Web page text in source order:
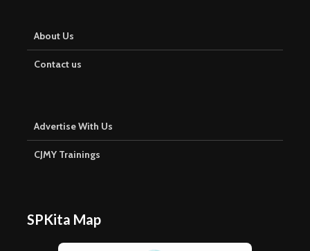
About Us
Contact us
Advertise With Us
CJMY Trainings
SPKita Map